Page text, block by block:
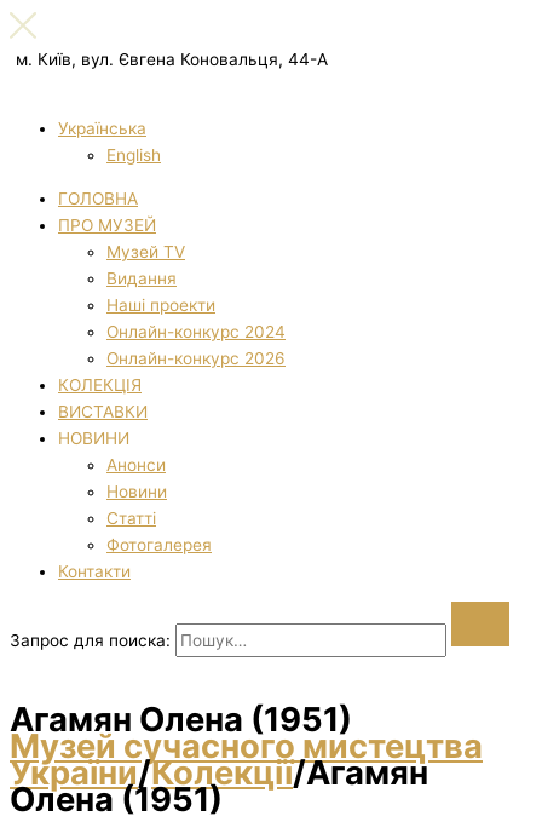
м. Київ, вул. Євгена Коновальця, 44-А
Українська
English
ГОЛОВНА
ПРО МУЗЕЙ
Музей TV
Видання
Наші проекти
Онлайн-конкурс 2024
Онлайн-конкурс 2026
КОЛЕКЦІЯ
ВИСТАВКИ
НОВИНИ
Анонси
Новини
Статті
Фотогалерея
Контакти
Запрос для поиска:
Агамян Олена (1951)
Музей сучасного мистецтва
України/Колекції/Агамян
Олена (1951)